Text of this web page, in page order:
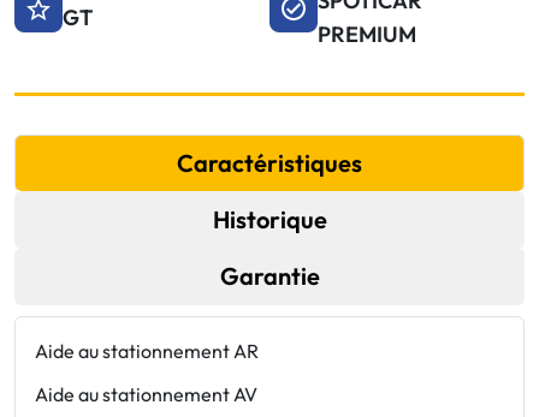
GT
PREMIUM
Caractéristiques
Historique
Garantie
Aide au stationnement AR
Aide au stationnement AV